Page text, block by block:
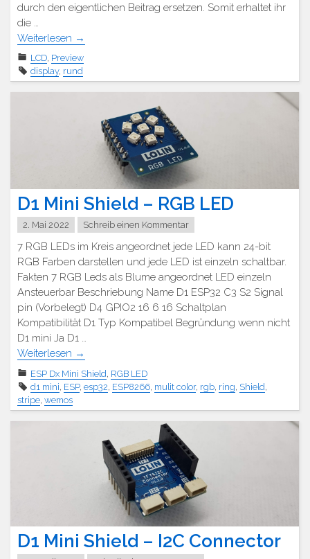
durch den eigentlichen Beitrag ersetzen. Somit erhaltet ihr
die …
Weiterlesen →
LCD, Preview
display, rund
D1 Mini Shield – RGB LED
2. Mai 2022 Schreib einen Kommentar
7 RGB LEDs im Kreis angeordnet jede LED kann 24-bit
RGB Farben darstellen und jede LED ist einzeln schaltbar.
Fakten 7 RGB Leds als Blume angeordnet LED einzeln
Ansteuerbar Beschriebung Name D1 ESP32 C3 S2 Signal
pin (Vorbelegt) D4 GPIO2 16 6 16 Schaltplan
Kompatibilität D1 Typ Kompatibel Begründung wenn nicht
D1 mini Ja D1 …
Weiterlesen →
ESP Dx Mini Shield RGB LED
d1 mini ESP, esp32 ESP8266 mulit color, rgb ring Shield
stripe wemos
D1 Mini Shield – I2C Connector